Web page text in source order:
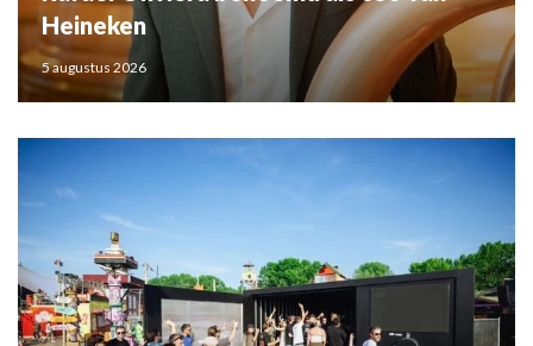
Heineken
5 augustus 2026